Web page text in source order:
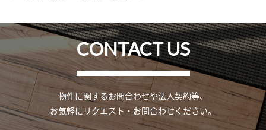
CONTACT US
物件に関するお問合わせや法人契約等、
お気軽にリクエスト・お問合わせください。